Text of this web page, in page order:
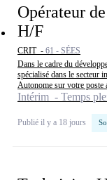
Opérateur
H/F
CRIT - 61 - SÉES
Dans le cadre du
spécialisé dans le secteur
Autonome sur votre poste
Intérim - Temps
Publié il y a 18 jours